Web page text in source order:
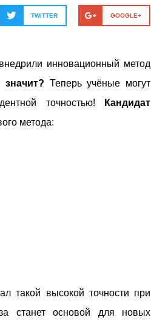
TWITTER GOOGLE+
инновационный метод
Теперь учёные могут
точностью!
Кандидат
метода:
такой высокой точности при
станет основой для новых